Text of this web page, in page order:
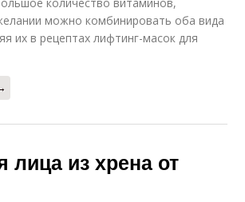
количество витаминов,
можно комбинировать оба вида
их в рецептах лифтинг-масок для
лица из хрена от